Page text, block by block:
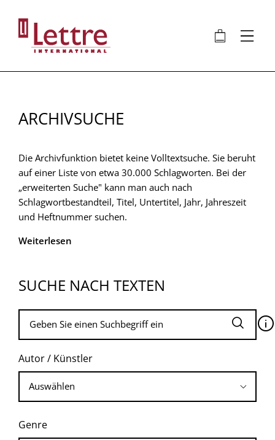
Inhalt
🛍 ⋮
ARCHIVSUCHE
Die Archivfunktion bietet keine Volltextsuche. Sie beruht
auf einer Liste von etwa 30.000 Schlagworten. Bei der
„erweiterten Suche" kann man auch nach
Schlagwortbestandteil, Titel, Untertitel, Jahr, Jahreszeit
und Heftnummer suchen.
Weiterlesen
SUCHE NACH TEXTEN
🛈
Autor / Künstler
Genre